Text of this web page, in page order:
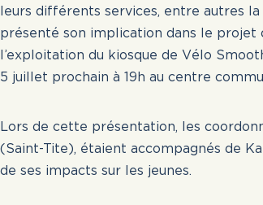
leurs différents services, entre autres la
présenté son implication dans le projet
l’exploitation du kiosque de Vélo
5 juillet prochain à 19h au centre
Lors de cette présentation, les
(Saint-Tite), étaient accompagnés de
de ses impacts sur les jeunes.
du
Les